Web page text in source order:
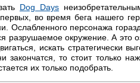
Dog Days
во время бега нашего
Ослабленного персонажа
разрушаемое окружение. А это
искать стратегически
закончатся, то стоит только
их только подобрать.